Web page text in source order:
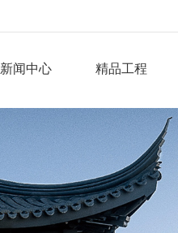
新闻中心 精品工程